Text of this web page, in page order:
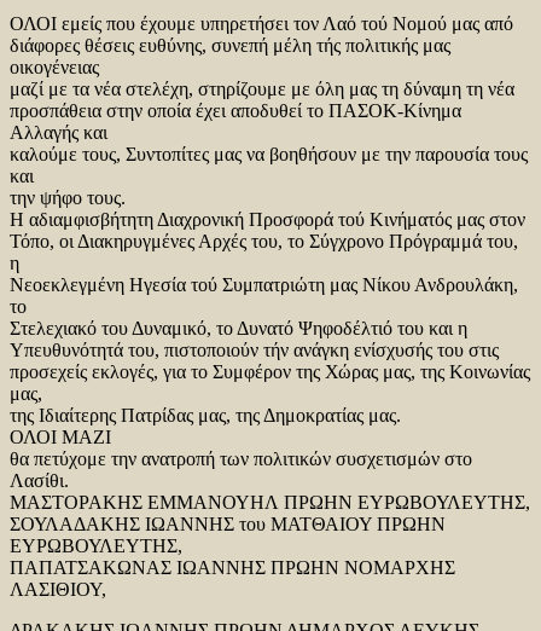
ΟΛΟΙ εμείς που έχουμε υπηρετήσει τον Λαό τού Νομού μας από
διάφορες θέσεις ευθύνης, συνεπή μέλη τής πολιτικής μας
οικογένειας
μαζί με τα νέα στελέχη, στηρίζουμε με όλη μας τη δύναμη τη νέα
προσπάθεια στην οποία έχει αποδυθεί το ΠΑΣΟΚ-Κίνημα
Αλλαγής και
καλούμε τους, Συντοπίτες μας να βοηθήσουν με την παρουσία τους
και
την ψήφο τους.
Η αδιαμφισβήτητη Διαχρονική Προσφορά τού Κινήματός μας στον
Τόπο, οι Διακηρυγμένες Αρχές του, το Σύγχρονο Πρόγραμμά του,
η
Νεοεκλεγμένη Ηγεσία τού Συμπατριώτη μας Νίκου Ανδρουλάκη,
το
Στελεχιακό του Δυναμικό, το Δυνατό Ψηφοδέλτιό του και η
Υπευθυνότητά του, πιστοποιούν τήν ανάγκη ενίσχυσής του στις
προσεχείς εκλογές, για το Συμφέρον της Χώρας μας, της Κοινωνίας
μας,
της Ιδιαίτερης Πατρίδας μας, της Δημοκρατίας μας.
ΟΛΟΙ ΜΑΖΙ
θα πετύχομε την ανατροπή των πολιτικών συσχετισμών στο
Λασίθι.
ΜΑΣΤΟΡΑΚΗΣ ΕΜΜΑΝΟΥΗΛ ΠΡΩΗΝ ΕΥΡΩΒΟΥΛΕΥΤΗΣ,
ΣΟΥΛΑΔΑΚΗΣ ΙΩΑΝΝΗΣ του ΜΑΤΘΑΙΟΥ ΠΡΩΗΝ
ΕΥΡΩΒΟΥΛΕΥΤΗΣ,
ΠΑΠΑΤΣΑΚΩΝΑΣ ΙΩΑΝΝΗΣ ΠΡΩΗΝ ΝΟΜΑΡΧΗΣ
ΛΑΣΙΘΙΟΥ,